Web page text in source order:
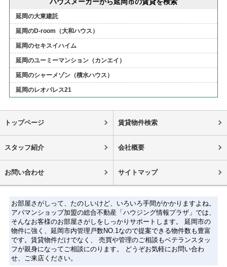
延岡の大東建託
延岡のD-room（大和ハウス）
延岡のセキスイハイム
延岡のユーミーマンション（カンエイ）
延岡のシャーメゾン（積水ハウス）
延岡のレオパレス21
トップページ 賃貸物件検索
スタッフ紹介 会社概要
お問い合わせ サイトマップ
お部屋さがしって、たのしいけど、いろいろ手間がかかりますよね。
アパマンショップ加盟の総合不動産「ハウジング情報プラザ」では、
そんなお客様のお部屋さがしをしっかりサポートします。 延岡市の
物件に強く、延岡市内管理戸数NO.1なので提案できる物件数も豊富
です。賃貸物件だけでなく、 売買や管理のご相談もベテランスタッ
フが親身になってご相談にのります。 どうぞお気軽にお問い合わ
せ、ご来店ください。